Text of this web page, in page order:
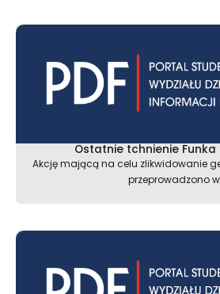
Ostatnie tchnienie Funka
Akcję mającą na celu zlikwidowanie
przeprowadzono